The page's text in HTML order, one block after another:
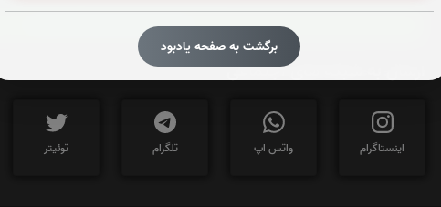
برگشت به صفحه یادبود
https://iPorse.ir/6232327
ارسال به شبکه های اجتماعی
اینستاگرام واتس اپ تلگرام توئیتر